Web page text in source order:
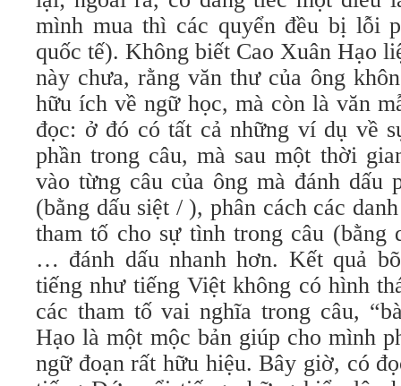
mình mua thì các quyển đều bị lỗi
quốc tế). Không biết Cao Xuân Hạo
này chưa, rằng văn thư của ông
hữu ích về ngữ học, mà còn là văn
đọc: ở đó có tất cả những ví dụ về
phần trong câu, mà sau một thời
vào từng câu của ông mà đánh dấu
(bằng dấu siệt / ), phân cách các
tham tố cho sự tình trong câu (bằng
… đánh dấu nhanh hơn. Kết quả
tiếng như tiếng Việt không có hình
các tham tố vai nghĩa trong câu,
Hạo là một mộc bản giúp cho mình
ngữ đoạn rất hữu hiệu. Bây giờ, có